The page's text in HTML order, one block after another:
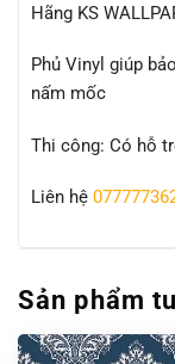
Hãng KS
Phủ Vinyl giúp
nấm mốc
Thi công: Có hỗ
Liên hệ
Sản phẩm